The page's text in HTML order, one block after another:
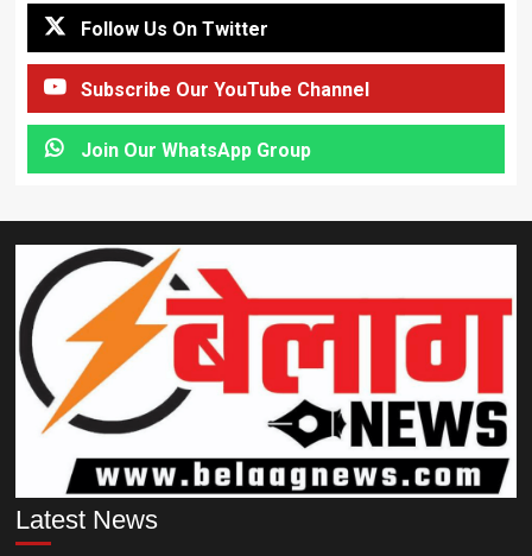
Follow Us On Twitter
Subscribe Our YouTube Channel
Join Our WhatsApp Group
Latest News